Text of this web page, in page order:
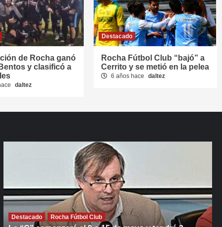
de Rocha ganó
y clasificó a
daltez
Destacado
Rocha Fútbol Club “bajó” a
Cerrito y se metió en la pelea
6 años hace daltez
Destacado Rocha Fútbol Club